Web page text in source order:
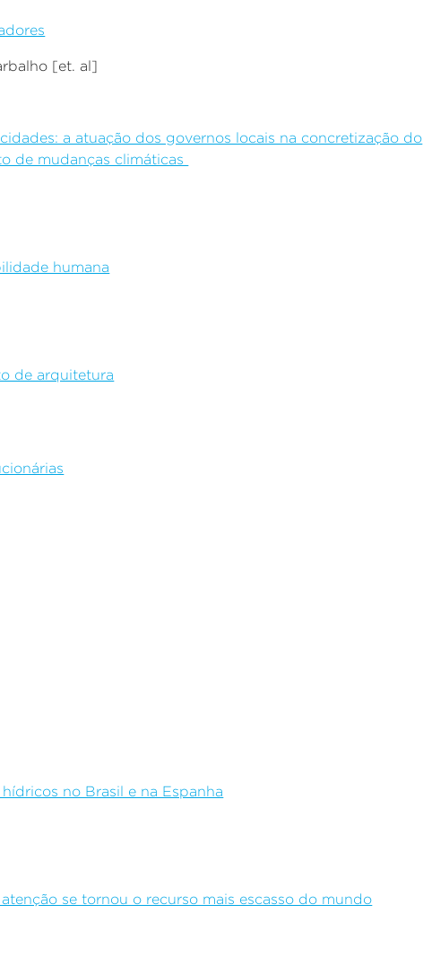
[et. al]
a atuação dos governos locais na concretização do
de mudanças climáticas
humana
de arquitetura
no Brasil e na Espanha
se tornou o recurso mais escasso do mundo